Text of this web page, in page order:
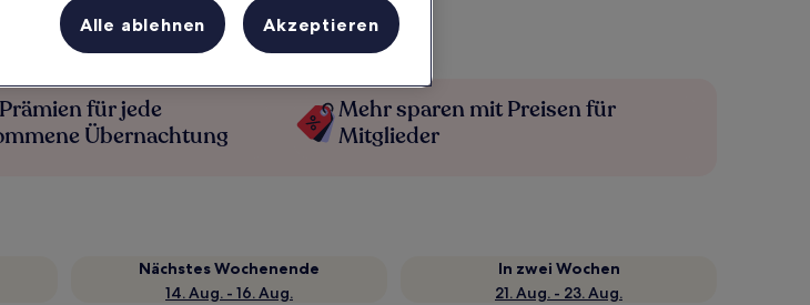
für jede
Übernachtung
Mehr sparen mit Preisen für
Mitglieder
Nächstes Wochenende
14. Aug. - 16. Aug.
In zwei Wochen
21. Aug. - 23. Aug.
Alle ablehnen Akzeptieren